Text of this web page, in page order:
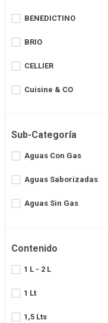
BENEDICTINO
BRIO
CELLIER
Cuisine & CO
GLACIAR
GOD BLESS YOU
H2O
H2OH
Sub-Categoría
Aguas Con Gas
Aguas Saborizadas
Aguas Sin Gas
Contenido
1 L - 2 L
1 Lt
1,5 Lts